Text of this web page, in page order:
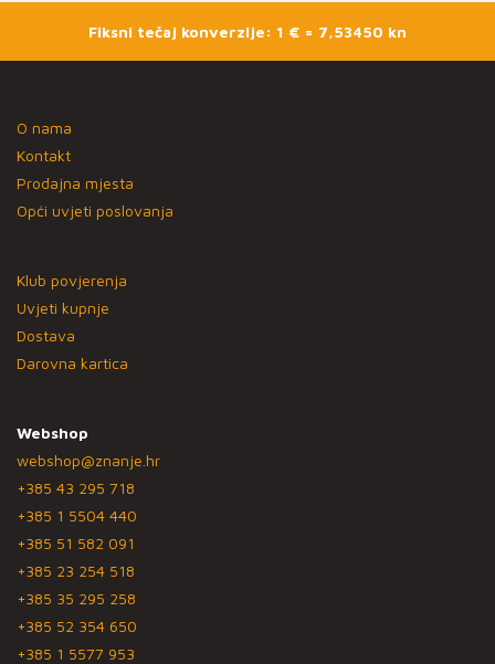
Fiksni tečaj konverzije: 1 € = 7,53450 kn
O nama
Kontakt
Prodajna mjesta
Opći uvjeti poslovanja
Klub povjerenja
Uvjeti kupnje
Dostava
Darovna kartica
Webshop
webshop@znanje.hr
+385 43 295 718
+385 1 5504 440
+385 51 582 091
+385 23 254 518
+385 35 295 258
+385 52 354 650
+385 1 5577 953